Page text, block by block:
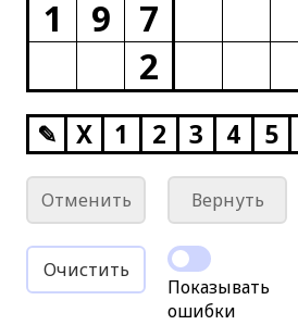
1
9 7
2
✎ X 1 2 3 4 5
Отменить Вернуть
Очистить
Показывать
ошибки